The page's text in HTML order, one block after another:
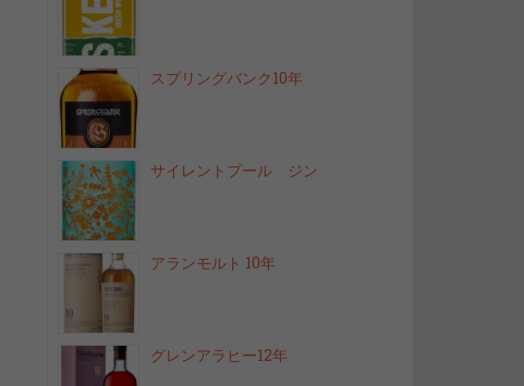
スプリングバンク10年
サイレントプール ジン
アランモルト 10年
グレンアラヒー12年